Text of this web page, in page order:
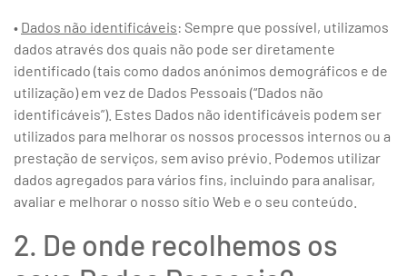
• Dados não identificáveis: Sempre que possível, utilizamos
dados através dos quais não pode ser diretamente
identificado (tais como dados anónimos demográficos e de
utilização) em vez de Dados Pessoais (“Dados não
identificáveis”). Estes Dados não identificáveis podem ser
utilizados para melhorar os nossos processos internos ou a
prestação de serviços, sem aviso prévio. Podemos utilizar
dados agregados para vários fins, incluindo para analisar,
avaliar e melhorar o nosso sítio Web e o seu conteúdo.
2. De onde recolhemos os